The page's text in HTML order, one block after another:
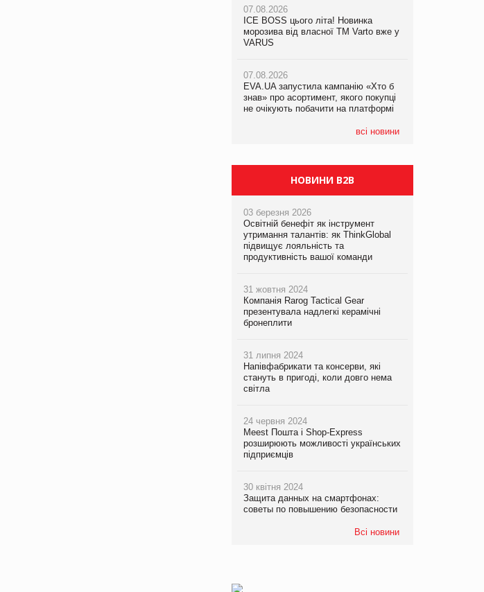
07.08.2026
ICE BOSS цього літа! Новинка
морозива від власної ТМ Varto вже у
VARUS
07.08.2026
EVA.UA запустила кампанію «Хто б
знав» про асортимент, якого покупці
не очікують побачити на платформі
всі новини
06.08.2026
Смачна новинка для хвостатих: у
VARUS з’явилися паучі Varto Paw
05.08.2026
Мережа супермаркетів VARUS купує
мережу магазинів формату
компанія налічуватиме 374 магазини
07.08.2026
Франція заборонила рекламні дзвінки
НОВИНИ B2B
03 березня 2026
Освітній бенефіт як інструмент
утримання талантів: як ThinkGlobal
підвищує лояльність та
продуктивність вашої команди
31 жовтня 2024
Компанія Rarog Tactical Gear
презентувала надлегкі керамічні
бронеплити
31 липня 2024
Напівфабрикати та консерви, які
стануть в пригоді, коли довго нема
світла
24 червня 2024
Meest Пошта і Shop-Express
розширюють можливості українських
підприємців
30 квітня 2024
Защита данных на смартфонах:
советы по повышению безопасности
Всі новини